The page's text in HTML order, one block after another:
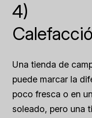
4)
Una tienda de
puede marcar la
poco fresca o en
soleado, pero una